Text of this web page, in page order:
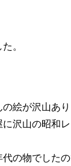
。
絵が沢山あ
沢山の昭和
の物でした